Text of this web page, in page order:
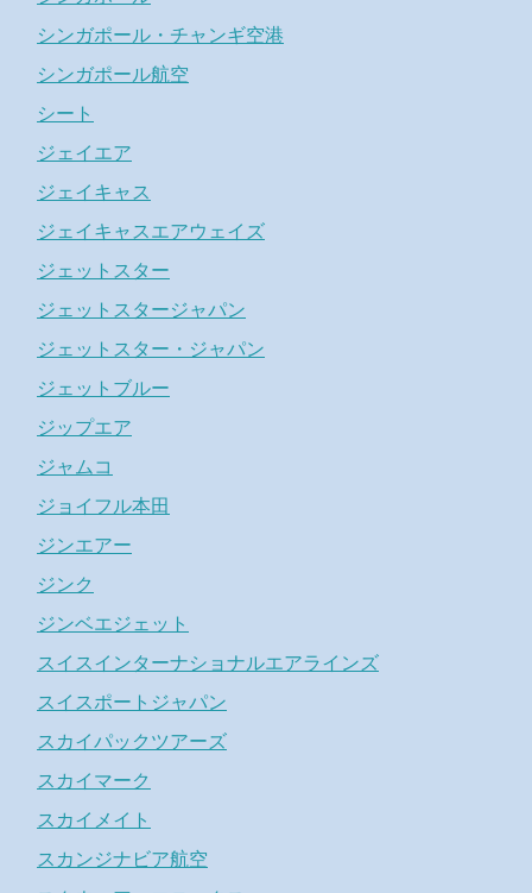
シンガポール・チャンギ空港
シンガポール航空
シート
ジェイエア
ジェイキャス
ジェイキャスエアウェイズ
ジェットスター
ジェットスタージャパン
ジェットスター・ジャパン
ジェットブルー
ジップエア
ジャムコ
ジョイフル本田
ジンエアー
ジンク
ジンベエジェット
スイスインターナショナルエアラインズ
スイスポートジャパン
スカイパックツアーズ
スカイマーク
スカイメイト
スカンジナビア航空